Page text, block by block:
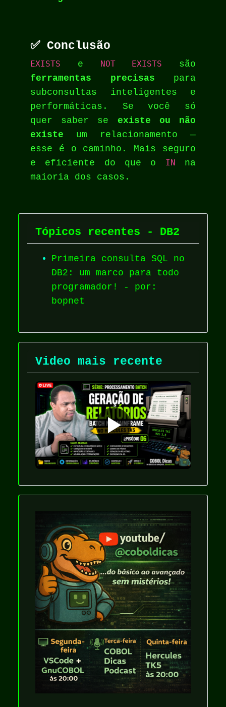
✅ Conclusão
EXISTS e NOT EXISTS são
ferramentas precisas para
subconsultas inteligentes e
performáticas. Se você só
quer saber se existe ou não
existe um relacionamento —
esse é o caminho. Mais seguro
e eficiente do que o IN
na
maioria dos casos.
Tópicos recentes - DB2
Primeira consulta SQL no
DB2: um marco para todo
programador! - por:
bopnet
Video mais recente